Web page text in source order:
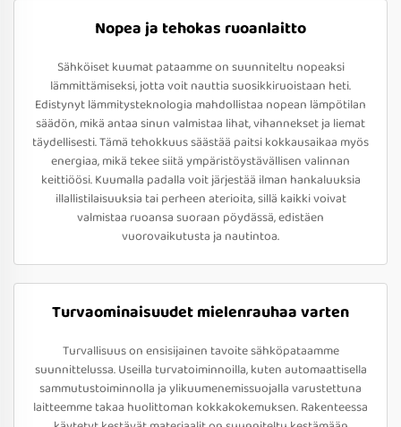
Nopea ja tehokas ruoanlaitto
Sähköiset kuumat pataamme on suunniteltu nopeaksi
lämmittämiseksi, jotta voit nauttia suosikkiruoistaan heti.
Edistynyt lämmitysteknologia mahdollistaa nopean lämpötilan
säädön, mikä antaa sinun valmistaa lihat, vihannekset ja liemat
täydellisesti. Tämä tehokkuus säästää paitsi kokkausaikaa myös
energiaa, mikä tekee siitä ympäristöystävällisen valinnan
keittiöösi. Kuumalla padalla voit järjestää ilman hankaluuksia
illallistilaisuuksia tai perheen aterioita, sillä kaikki voivat
valmistaa ruoansa suoraan pöydässä, edistäen
vuorovaikutusta ja nautintoa.
Turvaominaisuudet mielenrauhaa varten
Turvallisuus on ensisijainen tavoite sähköpataamme
suunnittelussa. Useilla turvatoiminnoilla, kuten automaattisella
sammutustoiminnolla ja ylikuumenemissuojalla varustettuna
laitteemme takaa huolittoman kokkakokemuksen. Rakenteessa